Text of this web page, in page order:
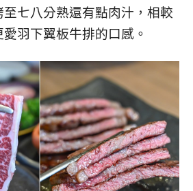
七八分熟還有點肉汁，相較
羽下翼板牛排的口感。